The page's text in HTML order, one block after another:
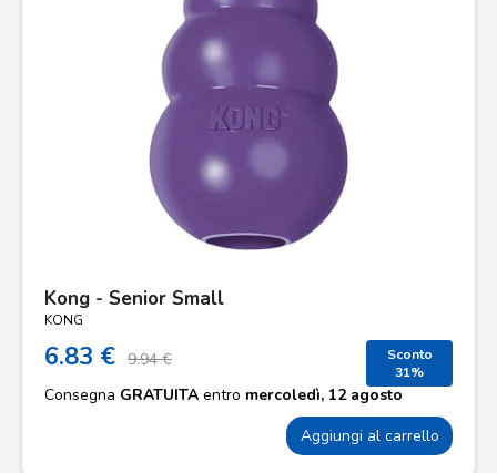
Kong - Senior Small
KONG
6.83 € 9.94 €
Sconto
31%
Consegna GRATUITA entro mercoledì, 12 agosto
Aggiungi al carrello